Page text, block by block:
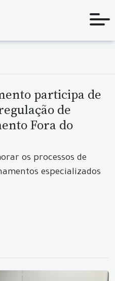
participa de
de
Fora do
os processos de
especializados